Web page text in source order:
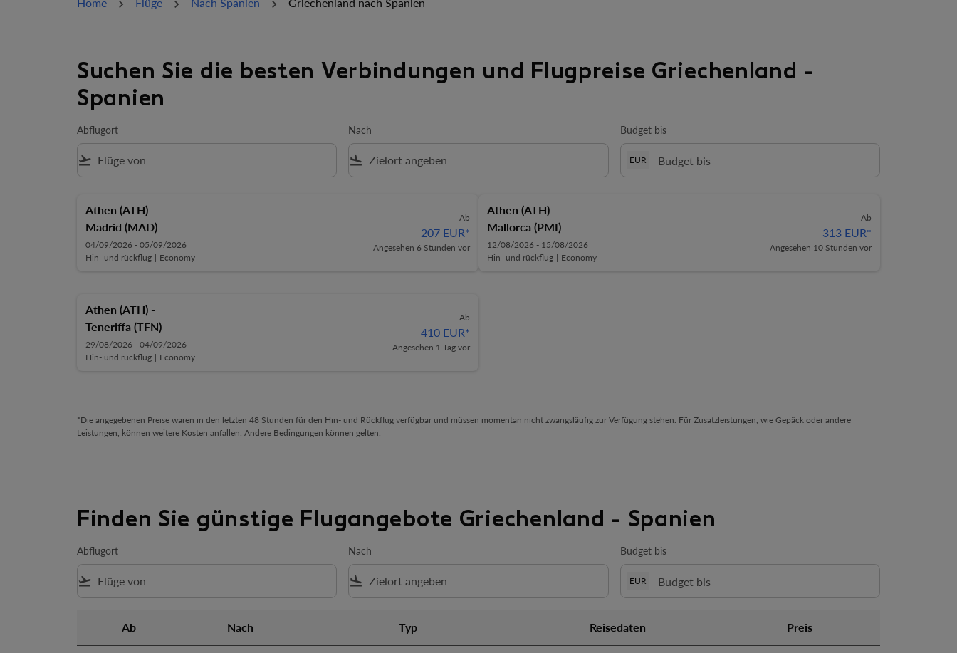
Suchen Sie die besten Verbindungen und Flugpreise Griechenland -
Spanien
Abflugort
flight_takeoff
Nach
flight_land
Budget bis
EUR
Athen (ATH) -
Madrid (MAD)
04/09/2026 - 05/09/2026
Hin- und rückflug | Economy
Ab
207 EUR*
Angesehen 6 Stunden vor
Athen (ATH) -
Mallorca (PMI)
12/08/2026 - 15/08/2026
Hin- und rückflug | Economy
Ab
313 EUR*
Angesehen 10 Stunden vor
Athen (ATH) -
Teneriffa (TFN)
29/08/2026 - 04/09/2026
Hin- und rückflug | Economy
Ab
410 EUR*
Angesehen 1 Tag vor
*Die angegebenen Preise waren in den letzten 48 Stunden für den Hin- und Rückflug verfügbar und müssen momentan nicht zwangsläufig zur Verfügung stehen. Für Zusatzleistungen, wie Gepäck oder andere
Leistungen, können weitere Kosten anfallen. Andere Bedingungen können gelten.
Finden Sie günstige Flugangebote Griechenland - Spanien
Abflugort
flight_takeoff
Nach
flight_land
Budget bis
EUR
Ab Nach Typ Reisedaten Preis